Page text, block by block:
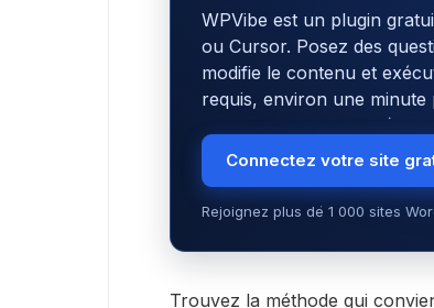
WPVibe est un plugin
ou Cursor. Posez des
modifie le contenu et
requis, environ une
Connectez votre site
Rejoignez plus de 1 000 sites
Trouvez la méthode qui